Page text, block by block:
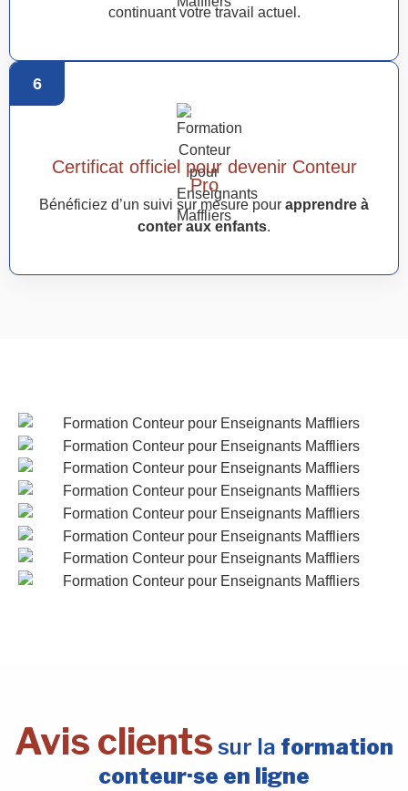
continuant votre travail actuel.
6
Certificat officiel pour devenir Conteur
Pro
Bénéficiez d’un suivi sur mesure pour apprendre à
conter aux enfants.
Avis clients sur la formation
conteur·se en ligne